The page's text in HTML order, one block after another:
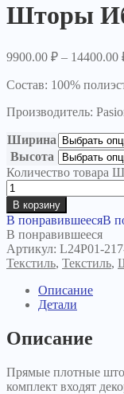
Шторы
9900.00 ₽ – 14400.00
Состав: 100%
Производитель:
Ширина
Высота
Количество товара
В корзину
В понравившеесяВ
В понравившееся
Артикул: L24P01-
Текстиль, Текстиль,
Описание
Детали
Описание
Прямые плотные
комплект входят